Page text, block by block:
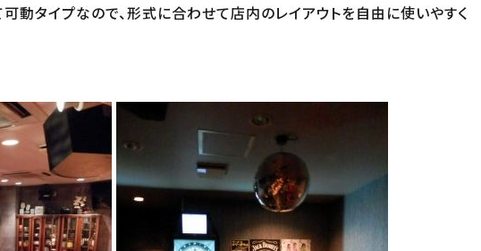
可動タイプなので、形式に合わせて店内のレイアウトを自由に使いやすく